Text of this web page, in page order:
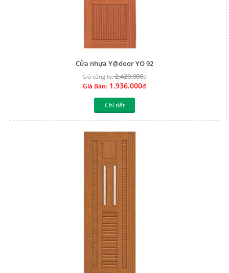
Cửa nhựa Y@door YO 92
Giá công ty:2.420.000đ
Giá Bán: 1.936.000đ
Chi tiết